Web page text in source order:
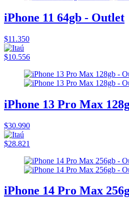
iPhone 11 64gb - Outlet
$11.350
$10.556
iPhone 13 Pro Max
$30.990
$28.821
iPhone 14 Pro Max